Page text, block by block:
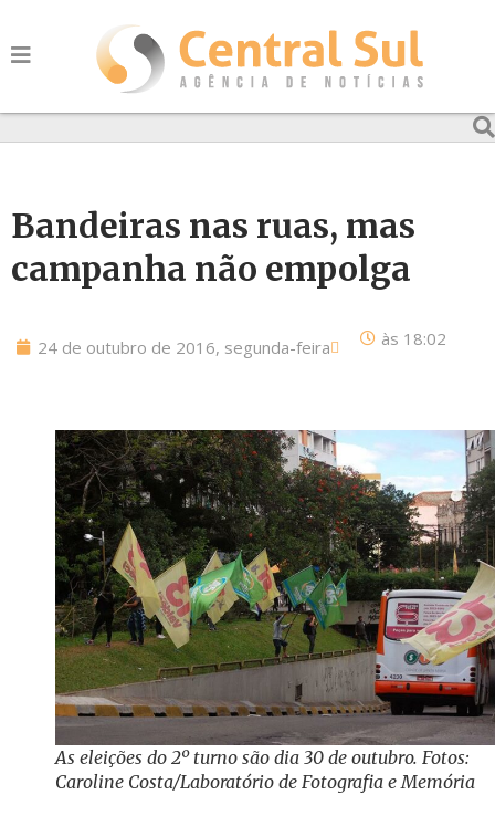
Bandeiras nas ruas, mas
campanha não empolga
24 de outubro de 2016, segunda-feira às 18:02
As eleições do 2º turno são dia 30 de outubro. Fotos:
Caroline Costa/Laboratório de Fotografia e Memória